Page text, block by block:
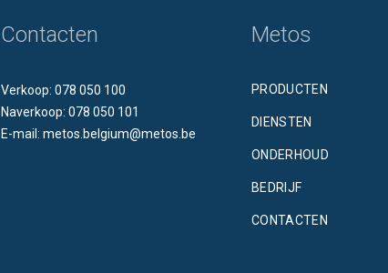
Contacten
Verkoop: 078 050 100
Naverkoop: 078 050 101
E-mail: metos.belgium@metos.be
Metos
PRODUCTEN
DIENSTEN
ONDERHOUD
BEDRIJF
CONTACTEN